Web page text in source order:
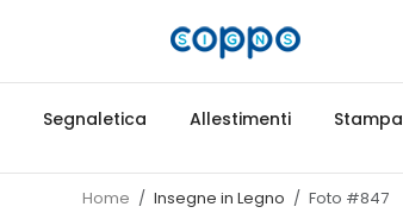
Segnaletica Allestimenti Stampa
Home Insegne in Legno Foto #847